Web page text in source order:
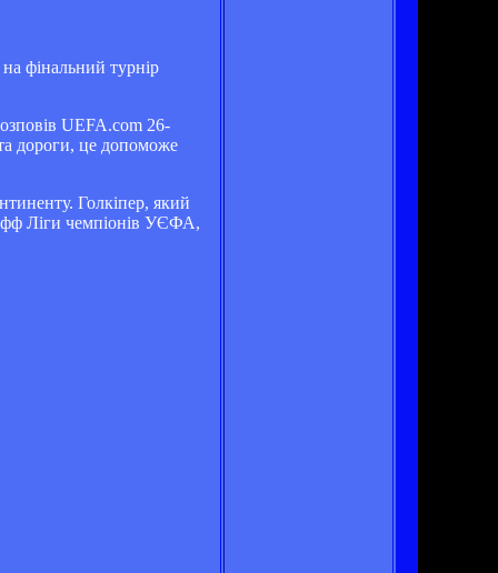
фінальний турнір
UEFA.com 26-
дороги, це допоможе
Голкіпер, який
Ліги чемпіонів УЄФА,